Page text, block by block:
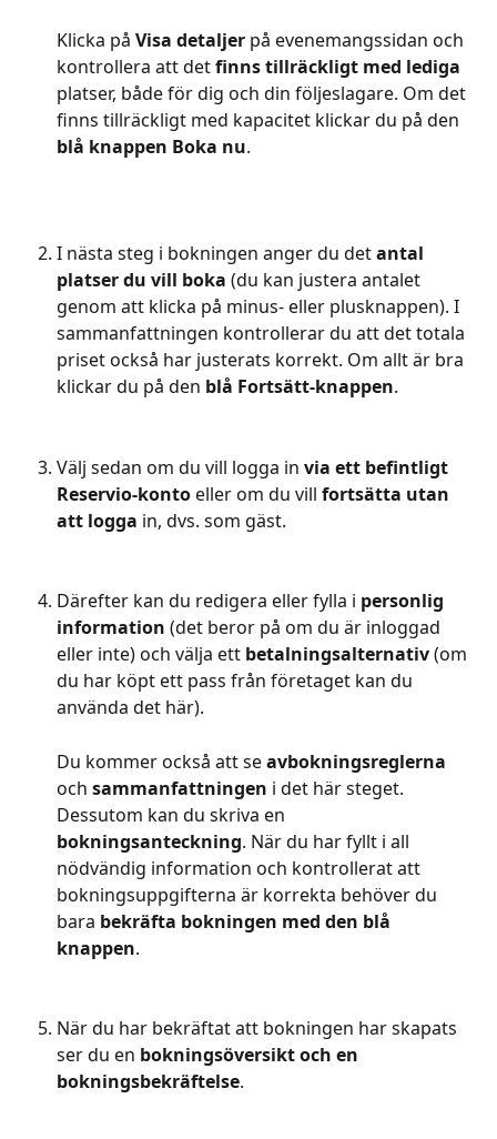
Klicka på Visa detaljer på evenemangssidan och
kontrollera att det finns tillräckligt med lediga
platser, både för dig och din följeslagare. Om det
finns tillräckligt med kapacitet klickar du på den
blå knappen Boka nu.
I nästa steg i bokningen anger du det antal
platser du vill boka (du kan justera antalet
genom att klicka på minus- eller plusknappen). I
sammanfattningen kontrollerar du att det totala
priset också har justerats korrekt. Om allt är bra
klickar du på den blå Fortsätt-knappen.
Välj sedan om du vill logga in via ett befintligt
Reservio-konto eller om du vill fortsätta utan
att logga in, dvs. som gäst.
Därefter kan du redigera eller fylla i personlig
information (det beror på om du är inloggad
eller inte) och välja ett betalningsalternativ (om
du har köpt ett pass från företaget kan du
använda det här).
Du kommer också att se avbokningsreglerna
och sammanfattningen i det här steget.
Dessutom kan du skriva en
bokningsanteckning. När du har fyllt i all
nödvändig information och kontrollerat att
bokningsuppgifterna är korrekta behöver du
bara bekräfta bokningen med den blå
knappen.
När du har bekräftat att bokningen har skapats
ser du en bokningsöversikt och en
bokningsbekräftelse.